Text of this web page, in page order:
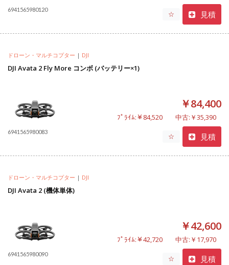
6941565980120
☆ 見積
ドローン・マルチコプター | DJI
DJI Avata 2 Fly More コンボ (バッテリー×1)
6941565980083
￥84,400
ﾌﾟﾗｲﾑ:￥84,520 中古:￥35,390
☆ 見積
ドローン・マルチコプター | DJI
DJI Avata 2 (機体単体)
6941565980090
￥42,600
ﾌﾟﾗｲﾑ:￥42,720 中古:￥17,970
☆ 見積